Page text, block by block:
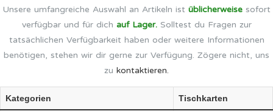
Unsere umfangreiche Auswahl an Artikeln ist üblicherweise sofort
verfügbar und für dich auf Lager.Solltest du Fragen zur
tatsächlichen Verfügbarkeit haben oder weitere Informationen
benötigen, stehen wir dir gerne zur Verfügung. Zögere nicht, uns
zu kontaktieren.
Kategorien Tischkarten